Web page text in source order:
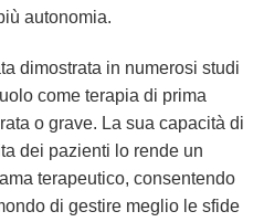
autonomia.
dimostrata in numerosi studi
come terapia di prima
o grave. La sua capacità di
dei pazienti lo rende un
terapeutico, consentendo
di gestire meglio le sfide